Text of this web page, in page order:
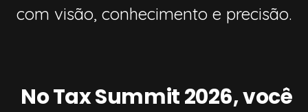
com visão, conhecimento e precisão.
No Tax Summit 2026, você